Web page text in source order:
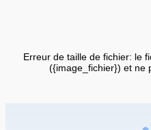
Erreur de taille de fichier: le
({image_fichier}) et ne